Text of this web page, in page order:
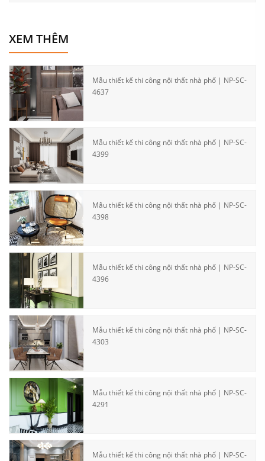
XEM THÊM
Mẫu thiết kế thi công nội thất nhà phố | NP-SC-
4637
Mẫu thiết kế thi công nội thất nhà phố | NP-SC-
4399
Mẫu thiết kế thi công nội thất nhà phố | NP-SC-
4398
Mẫu thiết kế thi công nội thất nhà phố | NP-SC-
4396
Mẫu thiết kế thi công nội thất nhà phố | NP-SC-
4303
Mẫu thiết kế thi công nội thất nhà phố | NP-SC-
4291
Mẫu thiết kế thi công nội thất nhà phố | NP-SC-